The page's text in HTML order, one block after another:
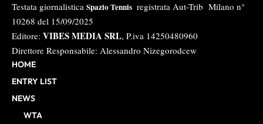
Testata giornalistica Spazio Tennis registrata Aut-Trib Milano n°
10268 del 15/09/2025
Editore: VIBES MEDIA SRL, P.iva 14250480960
Direttore Responsabile: Alessandro Nizegorodcew
HOME
ENTRY LIST
NEWS
WTA